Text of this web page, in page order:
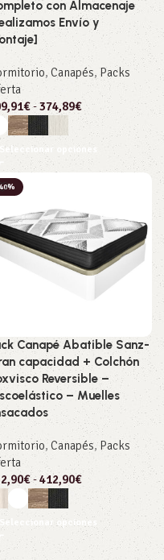
con Almacenaje
Envío y
, Canapés, Packs
€-374,89€
Seleccionar opciones
Canapé Abatible Sanz-
capacidad + Colchón
Reversible –
– Muelles
, Canapés,Packs
€-412,90€
Seleccionar opciones